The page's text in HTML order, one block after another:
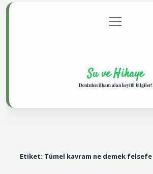
Gizlilik Politikası
menüyü
aç
Su ve Hikaye
Denizden ilham alan keyifli bilgiler!
Etiket: Tümel kavram ne demek felsefe